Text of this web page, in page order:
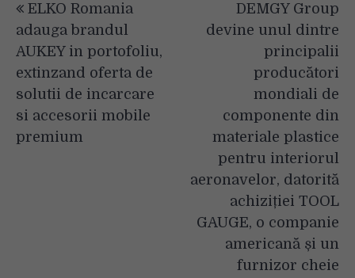
în
articole
ELKO Romania
adauga brandul
AUKEY in portofoliu,
extinzand oferta de
solutii de incarcare
si accesorii mobile
premium
DEMGY Group
devine unul dintre
principalii
producători
mondiali de
componente din
materiale plastice
pentru interiorul
aeronavelor, datorită
achiziției TOOL
GAUGE, o companie
americană și un
furnizor cheie